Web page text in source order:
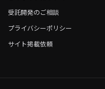
受託開発のご相談
プライバシーポリシー
サイト掲載依頼